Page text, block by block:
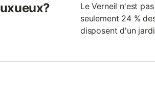
Le Verneil n'est
seulement 24 %
disposent d'un